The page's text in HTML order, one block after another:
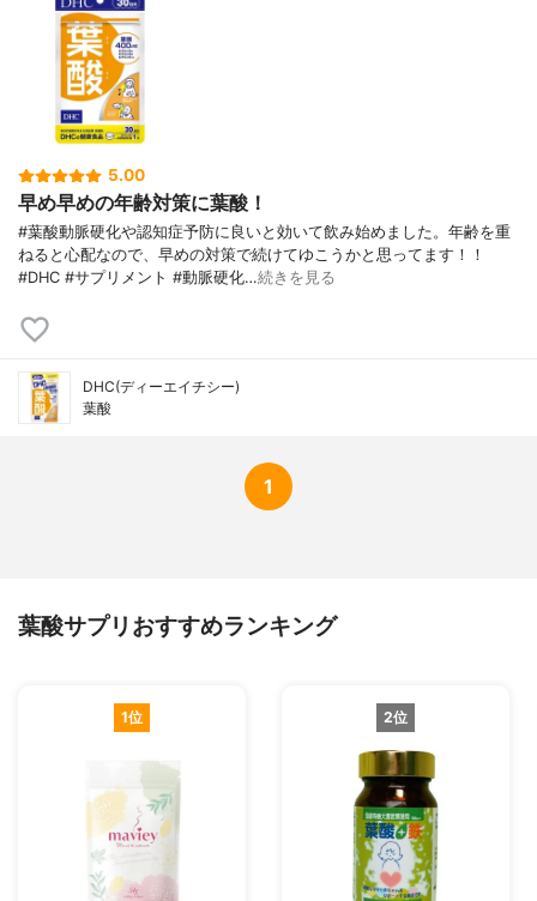
5.00
早め早めの年齢対策に葉酸！
#葉酸動脈硬化や認知症予防に良いと効いて飲み始めました。年齢を重
ねると心配なので、早めの対策で続けてゆこうかと思ってます！！
#DHC #サプリメント #動脈硬化…続きを見る
DHC(ディーエイチシー)
葉酸
1
葉酸サプリおすすめランキング
1位 2位